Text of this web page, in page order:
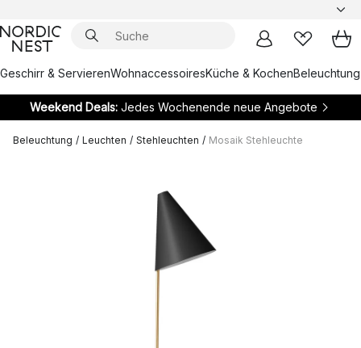
Geschirr & ServierenWohnaccessoiresKüche & KochenBeleuchtung
Weekend Deals:Jedes Wochenende neue Angebote
Beleuchtung / Leuchten / Stehleuchten / Mosaik Stehleuchte